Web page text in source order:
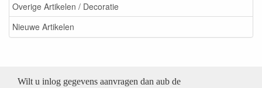
Overige Artikelen / Decoratie
Nieuwe Artikelen
Wilt u inlog gegevens aanvragen dan aub de